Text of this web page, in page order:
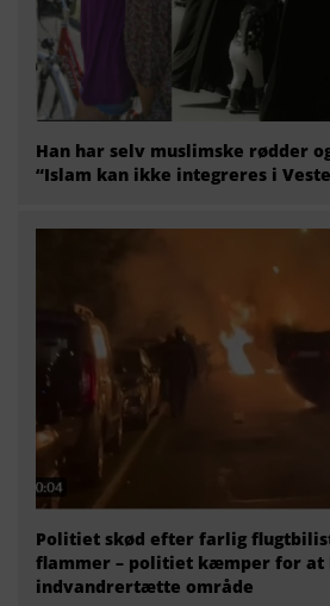
Han har selv muslimske rødder
“Islam kan ikke integreres i
Politiet skød efter farlig
flammer – politiet kæmper for at
indvandrertætte område